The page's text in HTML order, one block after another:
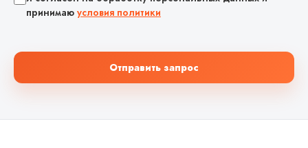
принимаю условия политики
Отправить запрос